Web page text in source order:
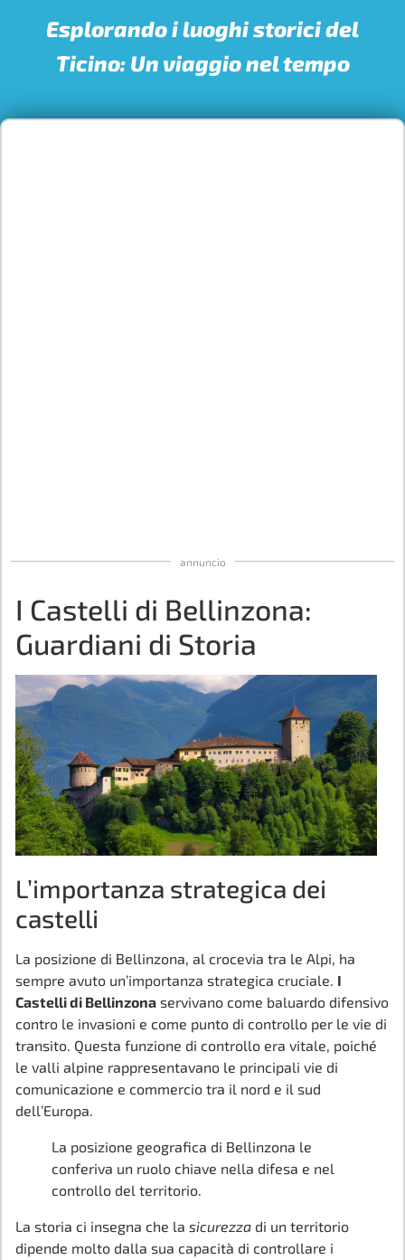
Esplorando i luoghi storici del
Ticino: Un viaggio nel tempo
annuncio
I Castelli di Bellinzona:
Guardiani di Storia
L’importanza strategica dei
castelli
La posizione di Bellinzona, al crocevia tra le Alpi, ha
sempre avuto un’importanza strategica cruciale. I
Castelli di Bellinzona servivano come baluardo difensivo
contro le invasioni e come punto di controllo per le vie di
transito. Questa funzione di controllo era vitale, poiché
le valli alpine rappresentavano le principali vie di
comunicazione e commercio tra il nord e il sud
dell’Europa.
La posizione geografica di Bellinzona le
conferiva un ruolo chiave nella difesa e nel
controllo del territorio.
La storia ci insegna che la sicurezza di un territorio
dipende molto dalla sua capacità di controllare i